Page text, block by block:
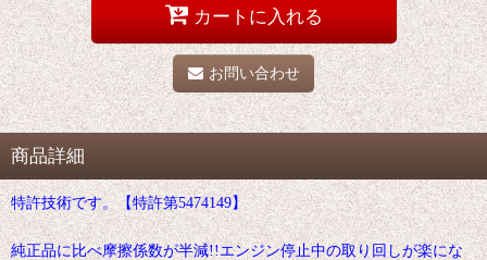
カートに入れる
お問い合わせ
商品詳細
特許技術です。【特許第5474149】
純正品に比べ摩擦係数が半減!!エンジン停止中の取り回しが楽にな